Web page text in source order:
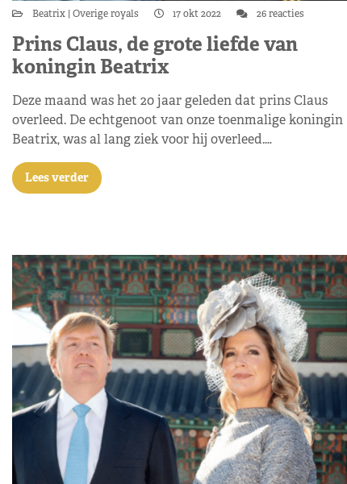
Beatrix Overige royals 17 okt 2022 26 reacties
Prins Claus, de grote liefde van
koningin Beatrix
Deze maand was het 20 jaar geleden dat prins Claus
overleed. De echtgenoot van onze toenmalige koningin
Beatrix, was al lang ziek voor hij overleed.…
Lees verder